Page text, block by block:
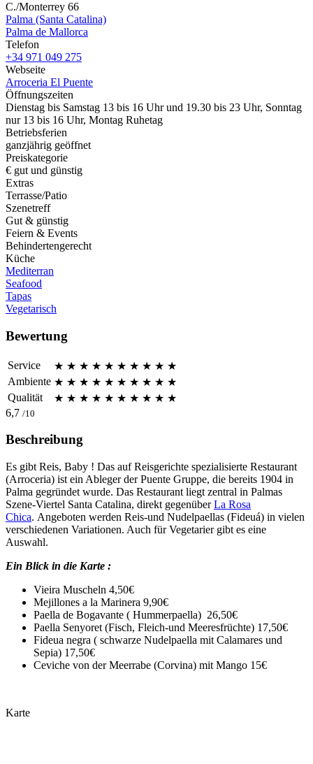
C./Monterrey 66
Palma (Santa Catalina)
Palma de Mallorca
Telefon
+34 971 049 275
Webseite
Arroceria El Puente
Öffnungszeiten
Dienstag bis Samstag 13 bis 16 Uhr und 19.30 bis 23 Uhr, Sonntag
nur 13 bis 16 Uhr, Montag Ruhetag
Betriebsferien
ganzjährig geöffnet
Preiskategorie
€ gut und günstig
Extras
Terrasse/Patio
Szenetreff
Gut & günstig
Feiern & Events
Behindertengerecht
Küche
Mediterran
Seafood
Tapas
Vegetarisch
Bewertung
Service ★ ★ ★ ★ ★ ★ ★ ★ ★ ★
Ambiente ★ ★ ★ ★ ★ ★ ★ ★ ★ ★
Qualität
★ ★ ★ ★ ★ ★ ★ ★ ★ ★
6,7 /10
Beschreibung
Es gibt Reis, Baby ! Das auf Reisgerichte spezialisierte Restaurant
(Arroceria) ist ein Ableger der Puente Gruppe, die bereits 1904 in
Palma gegründet wurde. Das Restaurant liegt zentral in Palmas
Szene-Viertel Santa Catalina, direkt gegenüberLa Rosa
Chica. Angeboten werden Reis-und Nudelpaellas (Fideuá) in vielen
verschiedenen Variationen. Auch für Vegetarier gibt es eine
Auswahl.
Ein Blick in die Karte :
​Vieira Muscheln 4,50€
Mejillones a la Marinera 9,90€
Paella de Bogavante ( Hummerpaella) 26,50€
Paella Senyoret (Fisch, Fleich-und Meeresfrüchte) 17,50€
Fideua negra ( schwarze Nudelpaella mit Calamares und
Sepia) 17,50€
Ceviche von der Meerrabe (Corvina) mit Mango 15€
Karte